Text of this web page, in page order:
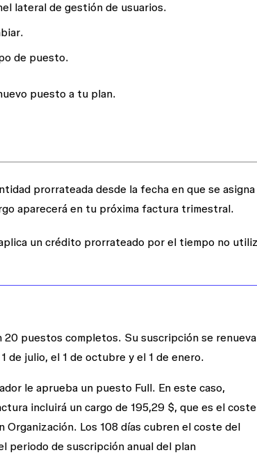
lateral de gestión de usuarios.
.
de puesto.
puesto a tu plan.
prorrateada desde la fecha en que se asigna
aparecerá en tu próxima factura trimestral.
un crédito prorrateado por el tiempo no
20 puestos completos. Su suscripción se renueva
de julio, el 1 de octubre y el 1 de enero.
le aprueba un puesto Full. En este caso,
incluirá un cargo de 195,29 $, que es el coste
Organización. Los 108 días cubren el coste del
periodo de suscripción anual del plan